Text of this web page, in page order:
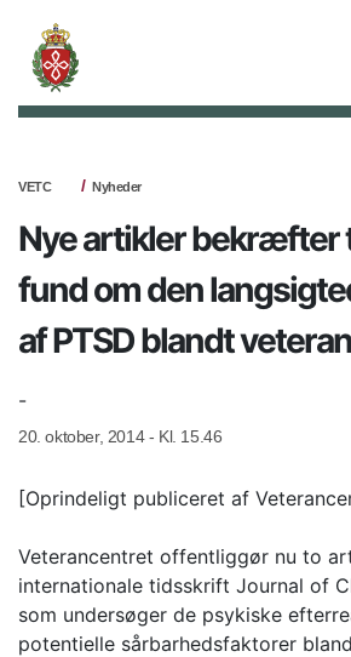
VETC Nyheder
Nye artikler bekræfter
fund om den
af PTSD blandt
-
20. oktober, 2014 - Kl. 15.46
[Oprindeligt publiceret af
Veterancentret offentliggør nu to
internationale tidsskrift Journal of
som undersøger de psykiske
potentielle sårbarhedsfaktorer